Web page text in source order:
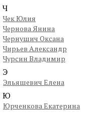
Ч
Чек Юлия
Чернова Янина
Чернушич Оксана
Чирьев Александр
Чурсин Владимир
Э
Эльяшевич Елена
Ю
Юрченкова Екатерина